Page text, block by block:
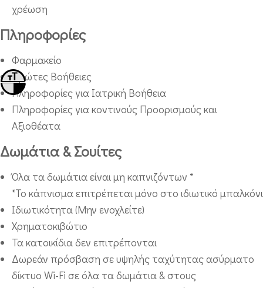
Εναλλαγή Υψηλής Αντίθεσης
Εναλλαγή Μεγέθους Γραμμάτων
χρέωση
Πληροφορίες
Φαρμακείο
Πρώτες Βοήθειες
Πληροφορίες για Ιατρική Βοήθεια
Πληροφορίες για κοντινούς Προορισμούς και
Αξιοθέατα
Δωμάτια & Σουίτες
Όλα τα δωμάτια είναι μη καπνιζόντων *
*Το κάπνισμα επιτρέπεται μόνο στο ιδιωτικό μπαλκόνι
Ιδιωτικότητα (Μην ενοχλείτε)
Χρηματοκιβώτιο
Τα κατοικίδια δεν επιτρέπονται
Δωρεάν πρόσβαση σε υψηλής ταχύτητας ασύρματο
δίκτυο Wi-Fi σε όλα τα δωμάτια & στους